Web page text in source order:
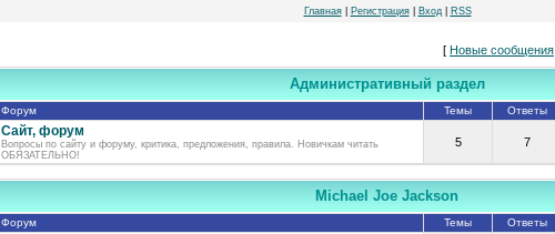
Главная| Регистрация| Вход| RSS
[ Новые сообщения
Административный раздел
Форум Темы Ответы
Сайт, форум
Вопросы по сайту и форуму, критика, предложения, правила. Новичкам читать
ОБЯЗАТЕЛЬНО!
5 7
Michael Joe Jackson
Форум Темы Ответы